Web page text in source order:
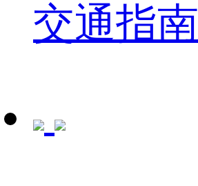
交通指南